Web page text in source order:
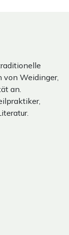
von Weidinger,
an.